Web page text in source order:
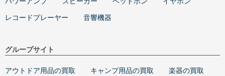
レコードプレーヤー 音響機器
グループサイト
アウトドア用品の買取 キャンプ用品の買取 楽器の買取